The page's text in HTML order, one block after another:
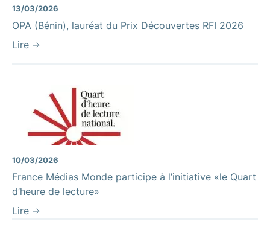
13/03/2026
OPA (Bénin), lauréat du Prix Découvertes RFI 2026
Lire
10/03/2026
France Médias Monde participe à l’initiative «le Quart
d’heure de lecture»
Lire